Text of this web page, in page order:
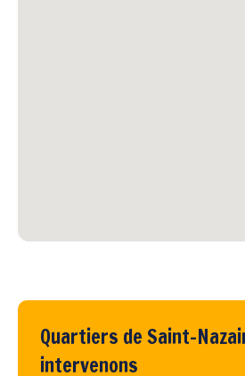
Quartiers de Saint-
intervenons